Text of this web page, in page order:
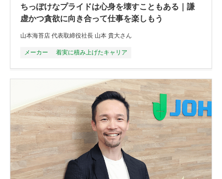
ちっぽけなプライドは心身を壊すこともある｜謙
虚かつ貪欲に向き合って仕事を楽しもう
山本海苔店 代表取締役社長 山本 貴大さん
メーカー 着実に積み上げたキャリア